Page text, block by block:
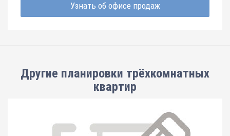
Узнать об офисе продаж
Другие планировки трёхкомнатных
квартир